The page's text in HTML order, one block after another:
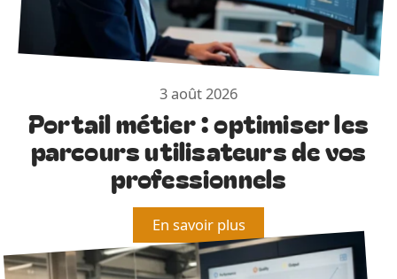
3 août 2026
Portail métier : optimiser les
parcours utilisateurs de vos
professionnels
En savoir plus